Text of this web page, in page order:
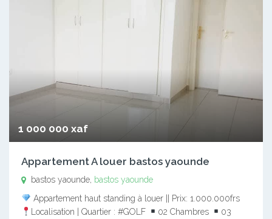
1 000 000 xaf
Appartement A louer bastos yaounde
bastos yaounde, bastos yaounde
Appartement haut standing à louer || Prix: 1.000.000frs
Localisation | Quartier : #GOLF
02 Chambres
03